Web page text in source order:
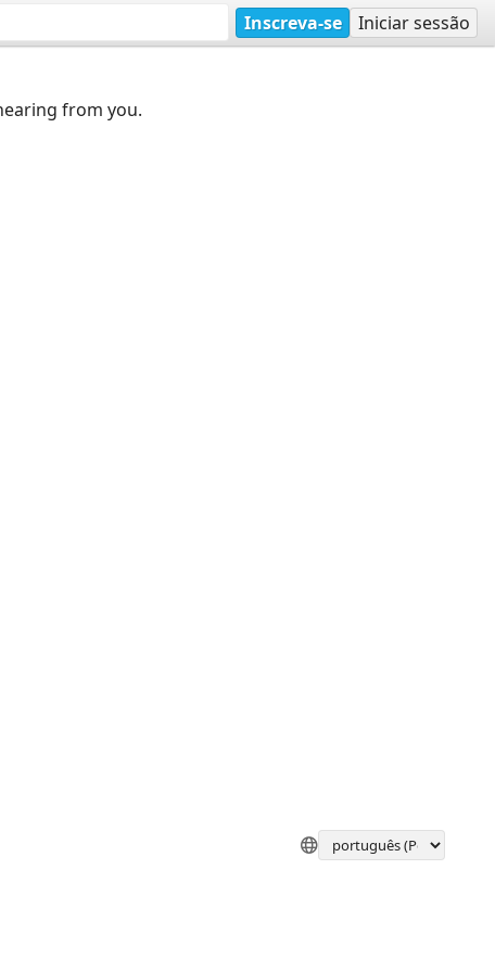
Inscreva-se Iniciar sessão
from you.